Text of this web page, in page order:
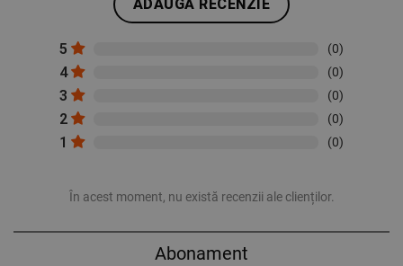
ADAUGĂ RECENZIE
5 (0)
4 (0)
3 (0)
2 (0)
1 (0)
În acest moment, nu există recenzii ale clienților.
Abonament